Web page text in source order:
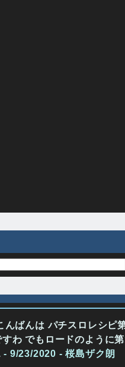
んばんは パチスロレシピ
すわ でもロードのように
- 9/23/2020 - 桜島ザク朗